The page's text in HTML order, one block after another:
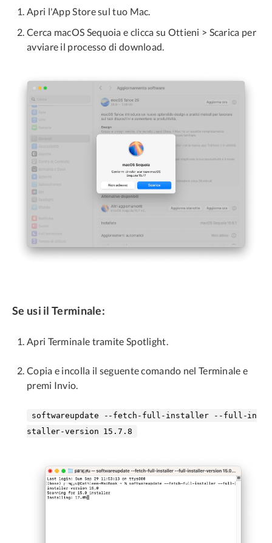
Apri l'App Store sul tuo Mac.
Cerca macOS Sequoia e clicca su Ottieni > Scarica per
avviare il processo di download.
Se usi il Terminale:
Apri Terminale tramite Spotlight.
Copia e incolla il seguente comando nel Terminale e
premi Invio.
softwareupdate --fetch-full-installer --full-in
staller-version 15.7.8